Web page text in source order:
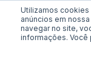
Utilizamos cookies
anúncios em
navegar no site,
informações. Você